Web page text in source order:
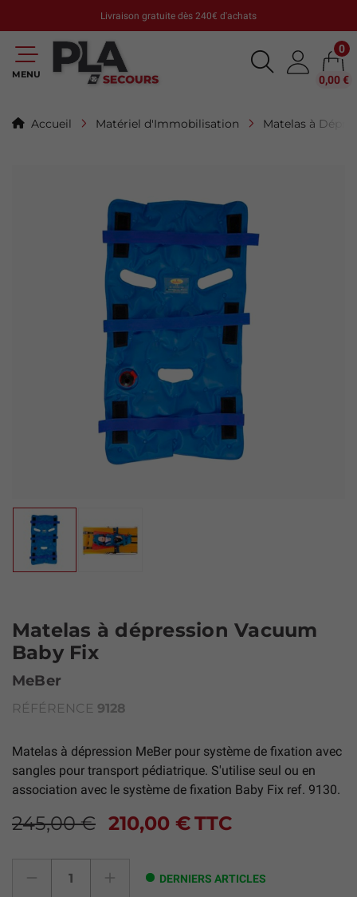
Livraison gratuite dès 240€ d'achats
MENU
0
0,00 €
Accueil Matériel d'Immobilisation Matelas à
Matelas à dépression Vacuum
Baby Fix
MeBer
RÉFÉRENCE 9128
Matelas à dépression MeBer pour système de fixation avec
sangles pour transport pédiatrique. S'utilise seul ou en
association avec le système de fixation Baby Fix ref. 9130.
245,00 € 210,00 €TTC
DERNIERS ARTICLES